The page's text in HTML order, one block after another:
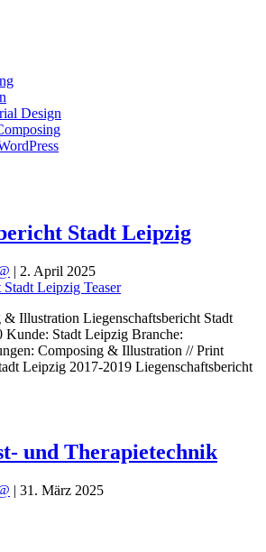
Design
Stadt Leipzig
| 2. April 2025
& Illustration Liegenschaftsbericht Stadt
Stadt Leipzig Branche:
Composing & Illustration // Print
Leipzig 2017-2019 Liegenschaftsbericht
und Therapietechnik
| 31. März 2025